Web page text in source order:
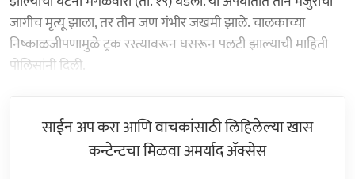
जागीच मृत्यू झाला, तर तीन जण गंभीर जखमी झाले. चालकाच्या
निष्काळजीपणामुळे ट्रक रस्त्यावरून घसरून पलटी झाल्याची माहिती
पोलिसांनी दिली.
साईन अप करा आणि वाचकांसाठी लिहिलेल्या खास
कन्टेन्टचा मिळवा अमर्याद ॲक्सेस